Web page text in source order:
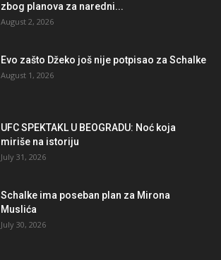
zbog planova za naredni...
August 2, 2026
Evo zašto Džeko još nije potpisao za Schalke
August 1, 2026
UFC SPEKTAKL U BEOGRADU: Noć koja
miriše na istoriju
July 31, 2026
Schalke ima poseban plan za Mirona
Muslića
July 30, 2026